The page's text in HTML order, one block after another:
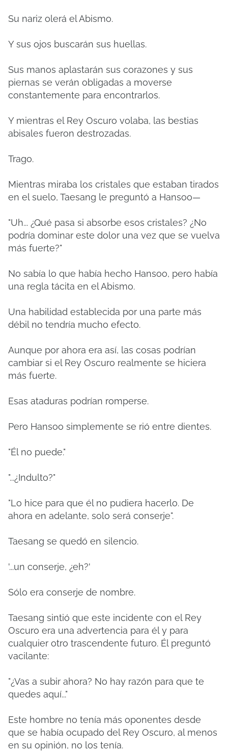
Su nariz olerá el Abismo.
Y sus ojos buscarán sus huellas.
Sus manos aplastarán sus corazones y sus
piernas se verán obligadas a moverse
constantemente para encontrarlos.
Y mientras el Rey Oscuro volaba, las bestias
abisales fueron destrozadas.
Trago.
Mientras miraba los cristales que estaban tirados
en el suelo, Taesang le preguntó a Hansoo—
"Uh... ¿Qué pasa si absorbe esos cristales? ¿No
podría dominar este dolor una vez que se vuelva
más fuerte?"
No sabía lo que había hecho Hansoo, pero había
una regla tácita en el Abismo.
Una habilidad establecida por una parte más
débil no tendría mucho efecto.
Aunque por ahora era así, las cosas podrían
cambiar si el Rey Oscuro realmente se hiciera
más fuerte.
Esas ataduras podrían romperse.
Pero Hansoo simplemente se rió entre dientes.
"Él no puede."
"...¿Indulto?"
"Lo hice para que él no pudiera hacerlo. De
ahora en adelante, solo será conserje".
Taesang se quedó en silencio.
'...un conserje, ¿eh?'
Sólo era conserje de nombre.
Taesang sintió que este incidente con el Rey
Oscuro era una advertencia para él y para
cualquier otro trascendente futuro. Él preguntó
vacilante:
"¿Vas a subir ahora? No hay razón para que te
quedes aquí..."
Este hombre no tenía más oponentes desde
que se había ocupado del Rey Oscuro, al menos
en su opinión, no los tenía.